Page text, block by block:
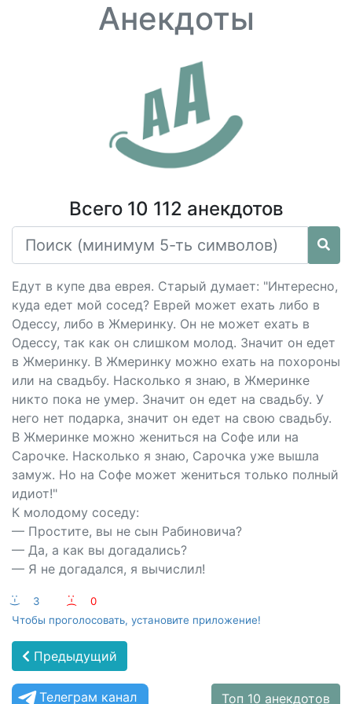
Анекдоты
Всего 10 112 анекдотов
Едут в купе два еврея. Старый думает: "Интересно,
куда едет мой сосед? Еврей может ехать либо в
Одессу, либо в Жмеринку. Он не может ехать в
Одессу, так как он слишком молод. Значит он едет
в Жмеринку. В Жмеринку можно ехать на похороны
или на свадьбу. Насколько я знаю, в Жмеринке
никто пока не умер. Значит он едет на свадьбу. У
него нет подарка, значит он едет на свою свадьбу.
В Жмеринке можно жениться на Софе или на
Сарочке. Насколько я знаю, Сарочка уже вышла
замуж. Но на Софе может жениться только полный
идиот!"
К молодому соседу:
— Простите, вы не сын Рабиновича?
— Да, а как вы догадались?
— Я не догадался, я вычислил!
:-) 3 :-(
0
Чтобы проголосовать, установите приложение!
Предыдущий
Телеграм канал Топ 10 анекдотов